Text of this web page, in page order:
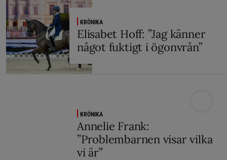
KRÖNIKA
Elisabet Hoff: ”Jag känner
något fuktigt i ögonvrån”
KRÖNIKA
Annelie Frank:
”Problembarnen visar vilka
vi är”